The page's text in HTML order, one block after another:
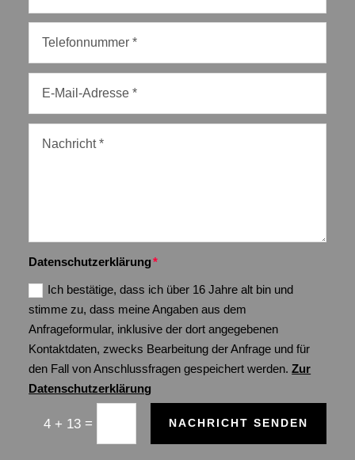
Datenschutzerklärung
Ich bestätige, dass ich über 16 Jahre alt bin und
stimme zu, dass meine Angaben aus dem
Anfrageformular, inklusive der dort angegebenen
Kontaktdaten, zwecks Bearbeitung der Anfrage und für
den Fall von Anschlussfragen gespeichert werden.Zur
Datenschutzerklärung
4 + 13 = NACHRICHT SENDEN